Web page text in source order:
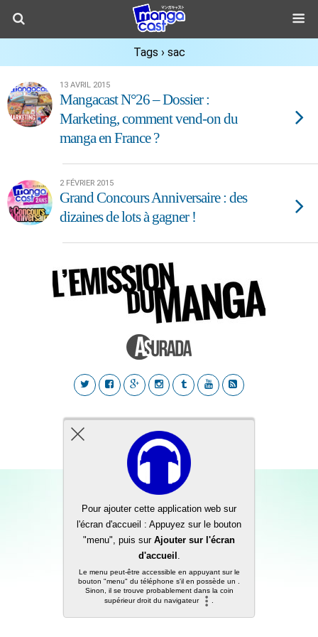
Tags › sac
13 AVRIL 2015
Mangacast N°26 – Dossier :
Marketing, comment vend-on du
manga en France ?
2 FÉVRIER 2015
Grand Concours Anniversaire : des
dizaines de lots à gagner !
Back to top